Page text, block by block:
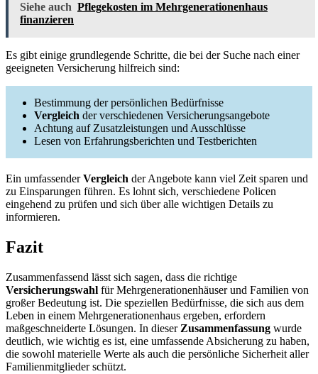
Siehe auch Pflegekosten im Mehrgenerationenhaus
finanzieren
Es gibt einige grundlegende Schritte, die bei der Suche nach einer
geeigneten Versicherung hilfreich sind:
Bestimmung der persönlichen Bedürfnisse
Vergleich der verschiedenen Versicherungsangebote
Achtung auf Zusatzleistungen und Ausschlüsse
Lesen von Erfahrungsberichten und Testberichten
Ein umfassenderVergleich der Angebote kann viel Zeit sparen und
zu Einsparungen führen. Es lohnt sich, verschiedene Policen
eingehend zu prüfen und sich über alle wichtigen Details zu
informieren.
Fazit
Zusammenfassend lässt sich sagen, dass die richtige
Versicherungswahl für Mehrgenerationenhäuser und Familien von
großer Bedeutung ist. Die speziellen Bedürfnisse, die sich aus dem
Leben in einem Mehrgenerationenhaus ergeben, erfordern
maßgeschneiderte Lösungen. In dieser Zusammenfassung wurde
deutlich, wie wichtig es ist, eine umfassende Absicherung zu haben,
die sowohl materielle Werte als auch die persönliche Sicherheit aller
Familienmitglieder schützt.